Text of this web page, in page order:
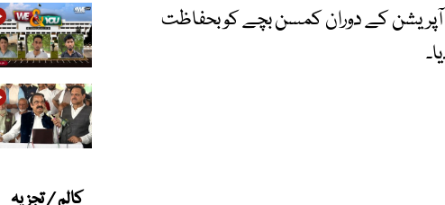
کے دوران کمسن بچے کو بحفاظت
کالم / تجزیہ